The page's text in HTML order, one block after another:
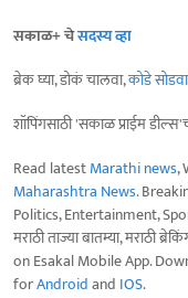
सकाळ+ चेसदस्य व्हा
ब्रेक घ्या, डोकं चालवा,कोडे सोडवा
शॉपिंगसाठी 'सकाळ प्राईम
Read latestMarathi news,
Maharashtra News.
Politics, Entertainment,
मराठी ताज्या बातम्या, मराठी
on Esakal Mobile App.
forAndroidand IOS.